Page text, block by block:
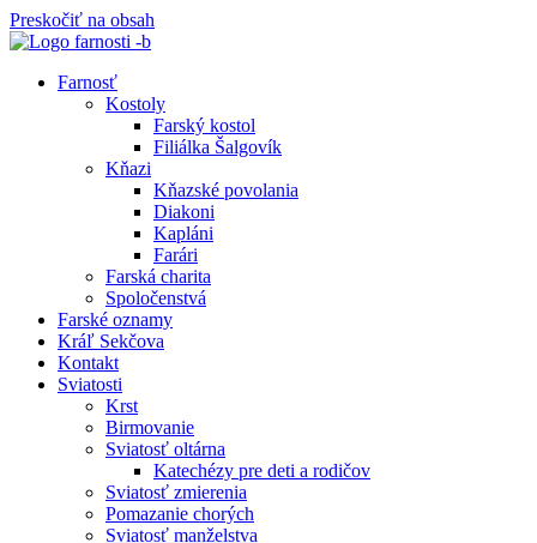
Preskočiť na obsah
Farnosť
Kostoly
Farský kostol
Filiálka Šalgovík
Kňazi
Kňazské povolania
Diakoni
Kapláni
Farári
Farská charita
Spoločenstvá
Farské oznamy
Kráľ Sekčova
Kontakt
Sviatosti
Krst
Birmovanie
Sviatosť oltárna
Katechézy pre deti a rodičov
Sviatosť zmierenia
Pomazanie chorých
Sviatosť manželstva